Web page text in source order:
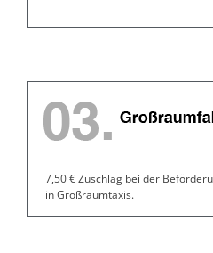
7,50 € Zuschlag bei der
in Großraumtaxis.